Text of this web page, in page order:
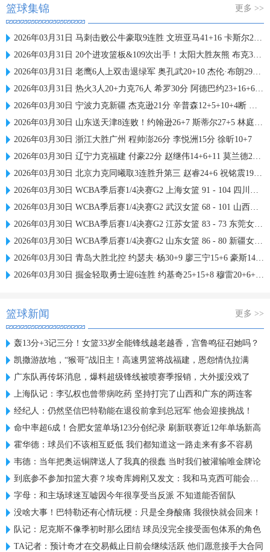
篮球集锦 更多 >>
2026年03月31日 马刺击败公牛豪取9连胜 文班亚马41+16 卡斯尔21+8+10
2026年03月31日 20个进攻篮板&109次出手！太阳大胜灰熊 布克36+5 格林21+6
2026年03月31日 老鹰6人上双击退绿军 奥孔武20+10 杰伦·布朗29+10+9
2026年03月31日 热火3人20+力克76人 希罗30分 阿德巴约23+16+6 恩比德26+7
2026年03月30日 宁波力克新疆 杰克逊21分 辛普森12+5+10+4断 齐麟22分
2026年03月30日 山东送天津8连败！约翰逊26+7 斯蒂尔27+5 林庭谦空砍34+5
2026年03月30日 浙江大胜广州 程帅澎26分 李悦洲15分 徐昕10+7
2026年03月30日 辽宁力克福建 付豪22分 赵继伟14+6+11 莫兰德20+15 邹阳18+5
2026年03月30日 北京力克同曦取3连胜升第三 赵睿24+6 祝铭震19分 郭昊文缺阵
2026年03月30日 WCBA季后赛1/4决赛G2 上海女篮 91 - 104 四川女篮 全场集锦
2026年03月30日 WCBA季后赛1/4决赛G2 武汉女篮 68 - 101 山西女篮 全场集锦
2026年03月30日 WCBA季后赛1/4决赛G2 江苏女篮 83 - 73 东莞女篮 全场集锦
2026年03月30日 WCBA季后赛1/4决赛G2 山东女篮 86 - 80 新疆女篮 全场集锦
2026年03月30日 青岛大胜北控 约瑟夫·杨30+9 廖三宁15+6 豪斯14中1
2026年03月30日 掘金轻取勇士迎6连胜 约基奇25+15+8 穆雷20+6+7 波津23分
篮球新闻 更多 >>
轰13分+3记三分！女篮33岁全能锋线越老越香，宫鲁鸣征召她吗？
凯撒游故地，“猴哥”战旧主！高速男篮将战福建，恩怨情仇拉满
广东队再传坏消息，爆料超级锋线被喷赛季报销，大外援没戏了
上海队记：李弘权也曾带病吃药 坚持打完了山西和广东的两连客
经纪人：仍然坚信巴特勒能在退役前拿到总冠军 他会迎接挑战！
命中率超6成！合肥女篮单场123分创纪录 刷新联赛近12年单场新高
霍华德：球员们不该相互贬低 我们都知道这一路走来有多不容易
韦德：当年把奥运铜牌送人了我真的很蠢 当时我们被灌输唯金牌论
到底参不参加扣篮大赛？埃奇库姆刚又发文：我和马克西可能会参加
字母：和主场球迷互嘘因今年很享受当反派 不知道能否留队
没啥大事！巴特勒还有心情玩梗：只是全身酸痛 我很快就会回来！
队记：尼克斯不像季初时那么团结 球员没完全接受面包体系的角色
TA记者：预计奇才在交易截止日前会继续活跃 他们愿意接手大合同